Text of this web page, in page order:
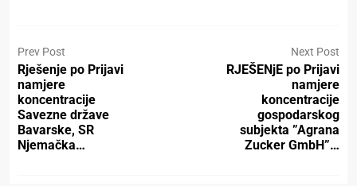
Prev Post
Rješenje po Prijavi
namjere
koncentracije
Savezne države
Bavarske, SR
Njemačka…
Next Post
RJEŠENjE po Prijavi
namjere
koncentracije
gospodarskog
subjekta ”Agrana
Zucker GmbH”…